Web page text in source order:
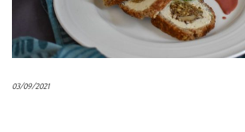
03/09/2021